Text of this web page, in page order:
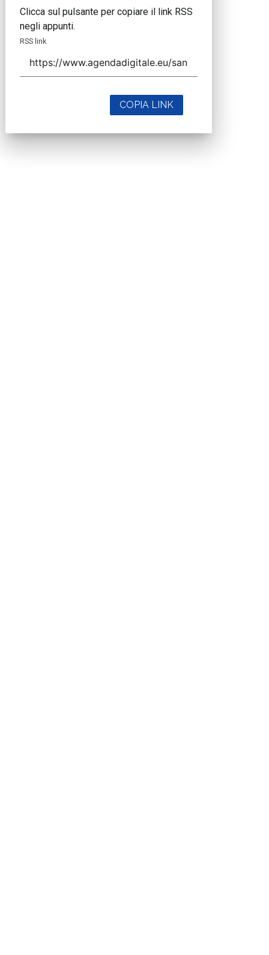
Clicca sul pulsante per copiare il link RSS
negli appunti.
RSS link
COPIA LINK